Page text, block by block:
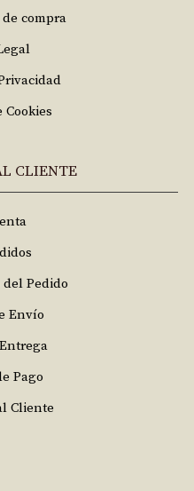
compra
CLIENTE
Pedido
Envío
Pago
Cliente